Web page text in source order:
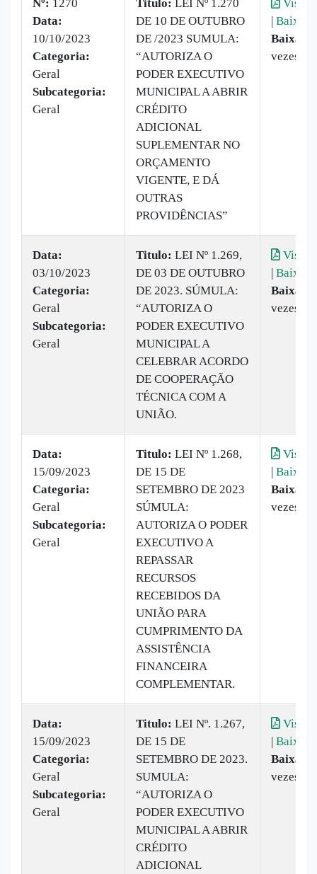
Nº: 1270
Data:
10/10/2023
Categoria:
Geral
Subcategoria:
Geral
Titulo:
​LEI Nº 1.270
DE 10 DE OUTUBRO
DE /2023 SUMULA:
“AUTORIZA O
PODER EXECUTIVO
MUNICIPAL A ABRIR
CRÉDITO
ADICIONAL
SUPLEMENTAR NO
ORÇAMENTO
VIGENTE, E DÁ
OUTRAS
PROVIDÊNCIAS”
| Baixar
vezes
Data:
03/10/2023
Categoria:
Geral
Subcategoria:
Geral
Titulo: ​LEI Nº 1.269,
DE 03 DE OUTUBRO
DE 2023. SÚMULA:
“AUTORIZA O
PODER EXECUTIVO
MUNICIPAL A
CELEBRAR ACORDO
DE COOPERAÇÃO
TÉCNICA COM A
UNIÃO.
| Baixar
vezes
Data:
15/09/2023
Categoria:
Geral
Subcategoria:
Geral
Titulo: LEI Nº 1.268,
DE 15 DE
SETEMBRO DE 2023
SÚMULA:
AUTORIZA O PODER
EXECUTIVO A
REPASSAR
RECURSOS
RECEBIDOS DA
UNIÃO PARA
CUMPRIMENTO DA
ASSISTÊNCIA
FINANCEIRA
COMPLEMENTAR.
| Baixar
vezes
Data:
15/09/2023
Categoria:
Geral
Subcategoria:
Geral
Titulo: LEI Nº. 1.267,
DE 15 DE
SETEMBRO DE 2023.
SUMULA:
“AUTORIZA O
PODER EXECUTIVO
MUNICIPAL A ABRIR
CRÉDITO
ADICIONAL
| Baixar
vezes